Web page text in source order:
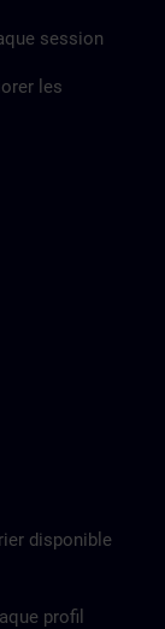
session
les
disponible
profil